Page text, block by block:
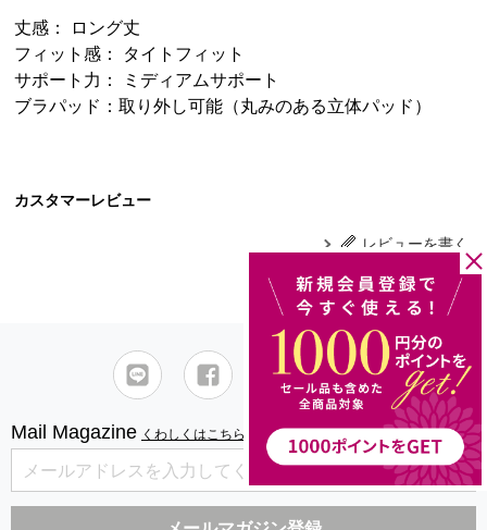
丈感： ロング丈
フィット感： タイトフィット
サポート力： ミディアムサポート
ブラパッド：取り外し可能（丸みのある立体パッド）
カスタマーレビュー
レビューを書く
Mail Magazine くわしくはこちら